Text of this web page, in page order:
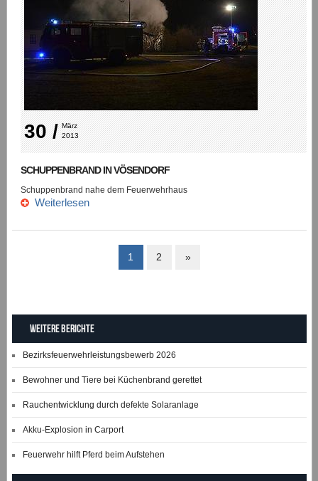
30 / März
2013
SCHUPPENBRAND IN VÖSENDORF
Schuppenbrand nahe dem Feuerwehrhaus
Weiterlesen
1 2 »
Weitere Berichte
Bezirksfeuerwehrleistungsbewerb 2026
Bewohner und Tiere bei Küchenbrand gerettet
Rauchentwicklung durch defekte Solaranlage
Akku-Explosion in Carport
Feuerwehr hilft Pferd beim Aufstehen